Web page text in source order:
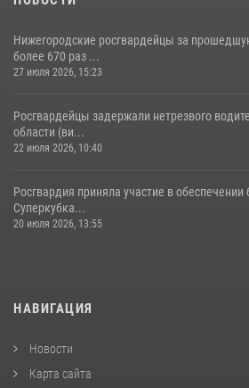
Нижегородские росгвардейцы за
более 670 раз ...
27 июля 2026, 15:23
Росгвардейцы задержали нетрезвого
области (ви...
22 июля 2026, 10:40
Росгвардия приняла участие в обеспечении
Суперкубка...
20 июля 2026, 13:55
НАВИГАЦИЯ
Новости
Карта сайта